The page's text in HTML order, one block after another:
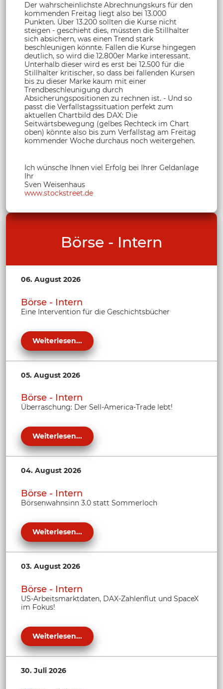
Der wahrscheinlichste Abrechnungskurs für den
kommenden Freitag liegt also bei 13.000
Punkten. Über 13.200 sollten die Kurse nicht
steigen - geschieht dies, müssten die Stillhalter
sich absichern, was einen Trend stark
beschleunigen könnte. Fallen die Kurse hingegen
deutlich, so wird die 12.800er Marke interessant.
Unterhalb dieser wird es erst bei 12.500 für die
Stillhalter kritischer, so dass bei fallenden Kursen
bis zu dieser Marke kaum mit einer
Trendbeschleunigung durch
Absicherungspositionen zu rechnen ist. - Und so
passt die Verfallstagssituation perfekt zum
aktuellen Chartbild des DAX: Die
Seitwärtsbewegung (gelbes Rechteck im Chart
oben) könnte also bis zum Verfallstag am Freitag
kommender Woche durchaus noch weitergehen.
Ich wünsche Ihnen viel Erfolg bei Ihrer Geldanlage
Ihr
Sven Weisenhaus
www.stockstreet.de
Börse - Intern
06. August 2026
Börse - Intern
Eine Intervention für die Geschichtsbücher
Weiterlesen...
05. August 2026
Börse - Intern
Überraschung: Der Sell-America-Trade lebt!
Weiterlesen...
04. August 2026
Börse - Intern
Börsenwahnsinn 3.0 statt Sommerloch
Weiterlesen...
03. August 2026
Börse - Intern
US-Arbeitsmarktdaten, DAX-Zahlenflut und SpaceX
im Fokus!
Weiterlesen...
30. Juli 2026